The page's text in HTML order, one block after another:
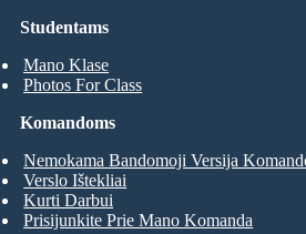
Studentams
Mano Klase
Photos For Class
Komandoms
Nemokama Bandomoji Versija
Verslo Ištekliai
Kurti Darbui
Prisijunkite Prie Mano Komanda